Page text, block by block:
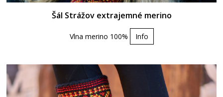
Šál Strážov extrajemné merino
Vlna merino 100% Info